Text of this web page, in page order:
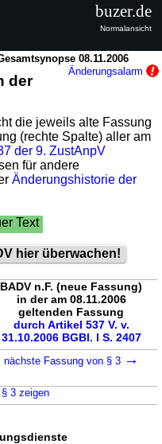
08.11.2006
Änderungsalarm
der
die jeweils alte Fassung
(rechte Spalte) aller am
der 9. ZustAnpV
für andere
Änderungshistorie der
Text
hier überwachen!
BADV n.F. (neue Fassung)
in der am 08.11.2006
geltenden Fassung
durch Artikel 537 V. v.
31.10.2006 BGBl. I S. 2407
nächste Fassung von § 3 →
3 zeigen
buzer.de
Normalansicht